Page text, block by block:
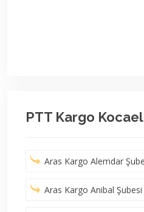
PTT Kargo
Aras Kargo Alemdar
Aras Kargo Anibal Şubesi